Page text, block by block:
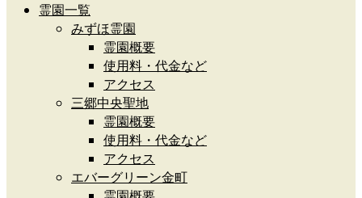
霊園一覧
みずほ霊園
霊園概要
使用料・代金など
アクセス
三郷中央聖地
霊園概要
使用料・代金など
アクセス
エバーグリーン金町